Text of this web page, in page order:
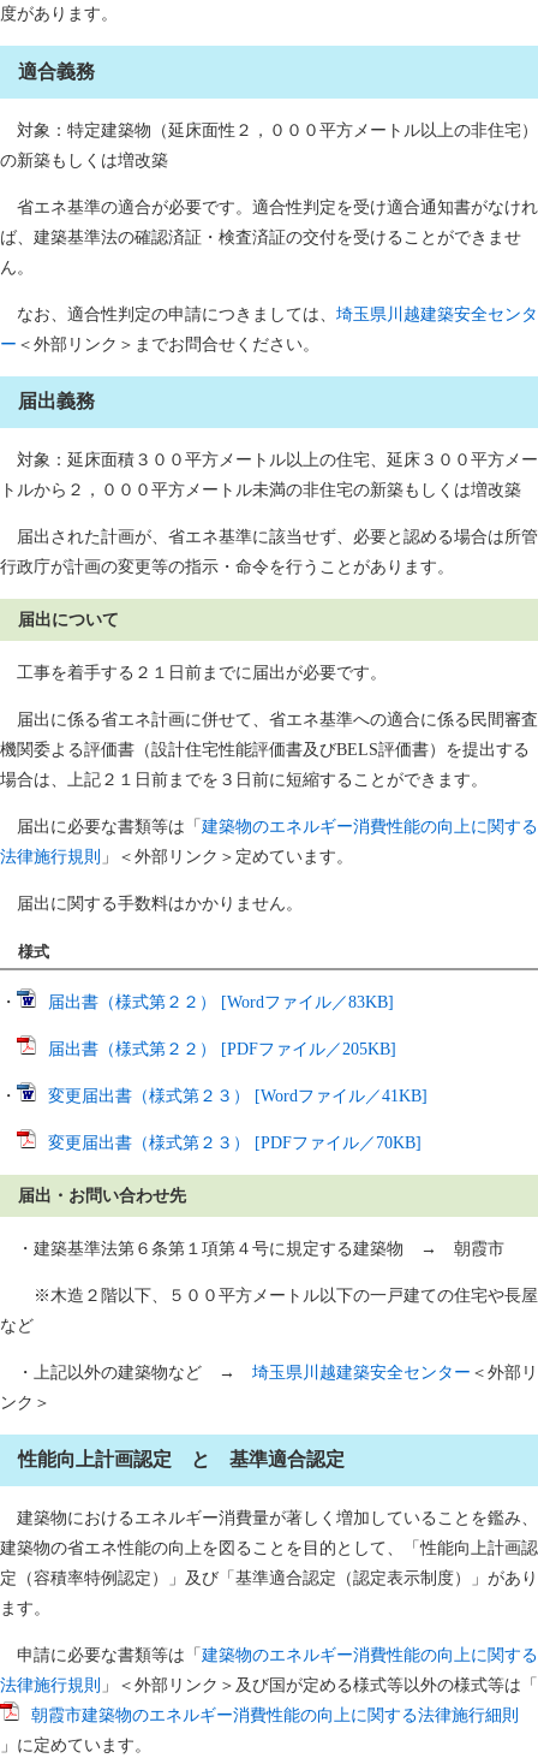
度があります。
適合義務
対象：特定建築物（延床面性２，０００平方メートル以上の非住宅）
の新築もしくは増改築
省エネ基準の適合が必要です。適合性判定を受け適合通知書がなけれ
ば、建築基準法の確認済証・検査済証の交付を受けることができませ
ん。
なお、適合性判定の申請につきましては、 埼玉県川越建築安全センタ
ー ＜外部リンク＞までお問合せください。
届出義務
対象：延床面積３００平方メートル以上の住宅、延床３００平方メー
トルから２，０００平方メートル未満の非住宅の新築もしくは増改築
届出された計画が、省エネ基準に該当せず、必要と認める場合は所管
行政庁が計画の変更等の指示・命令を行うことがあります。
届出について​
工事を着手する２１日前までに届出が必要です。
届出に係る省エネ計画に併せて、省エネ基準への適合に係る民間審査
機関委よる評価書（設計住宅性能評価書及びBELS評価書）を提出する
場合は、上記２１日前までを３日前に短縮することができます。
届出に必要な書類等は「 建築物のエネルギー消費性能の向上に関する
法律施行規則 」＜外部リンク＞定めています。
届出に関する手数料はかかりません。
様式
・ 届出書（様式第２２） [Wordファイル／83KB]
届出書（様式第２２） [PDFファイル／205KB]
・ 変更届出書（様式第２３） [Wordファイル／41KB]
変更届出書（様式第２３） [PDFファイル／70KB]
届出・お問い合わせ先
・建築基準法第６条第１項第４号に規定する建築物 → 朝霞市
※木造２階以下、５００平方メートル以下の一戸建ての住宅や長屋
など
・上記以外の建築物など → 埼玉県川越建築安全センター ＜外部リ
ンク＞
性能向上計画認定 と 基準適合認定
建築物におけるエネルギー消費量が著しく増加していることを鑑み、
建築物の省エネ性能の向上を図ることを目的として、「性能向上計画認
定（容積率特例認定）」及び「基準適合認定（認定表示制度）」があり
ます。
申請に必要な書類等は「建築物のエネルギー消費性能の向上に関する
法律施行規則 」＜外部リンク＞及び国が定める様式等以外の様式等は「
朝霞市建築物のエネルギー消費性能の向上に関する法律施行細則
」に定めています。